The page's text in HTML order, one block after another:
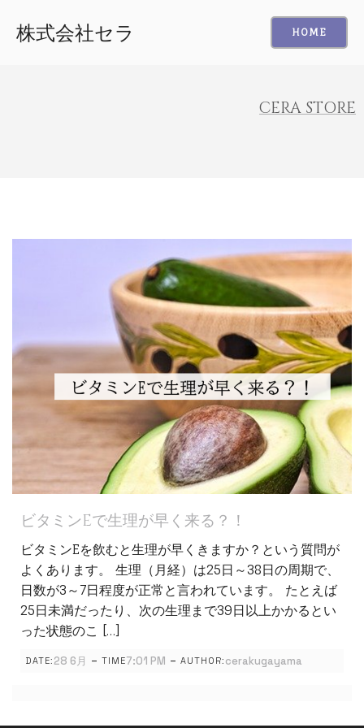
株式会社セラ HOME
CERA STORE
ビタミンEで生理が早く来る？！
ビタミンEを飲むと生理が早くきますか？という質問が
よくあります。 生理（月経）は25日～38日の周期で、
日数が3～7日程度が正常と言われています。 たとえば
25日未満だったり、次の生理まで39日以上かかるとい
った状態のこ […]
DATE: 28 6月 - TIME7:01 PM - AUTHOR: cerakugayama